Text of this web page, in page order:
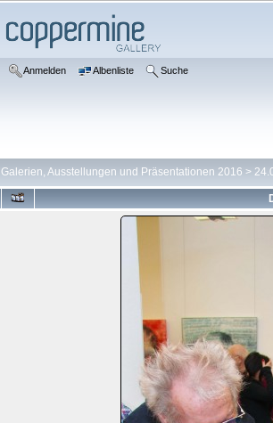
Anmelden Albenliste Suche
Galerien, Ausstellungen und Präsentationen 2016 >